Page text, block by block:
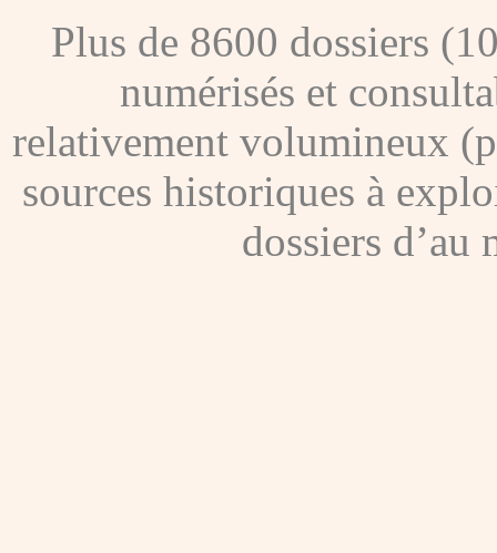
Plus de 8600 dossiers
numérisés et
relativement volumineux
sources historiques à
dossiers d’au